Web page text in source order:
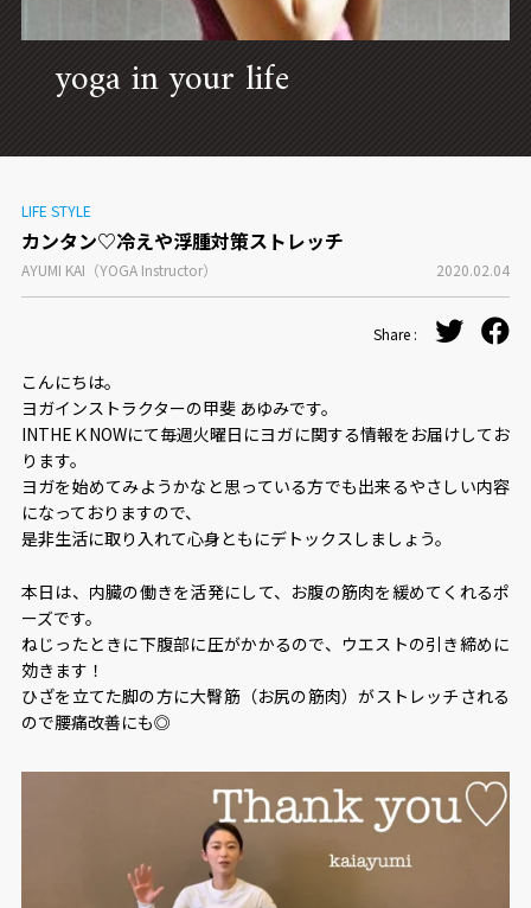
CONCEPT
yoga in your life
LIFE STYLE
カンタン♡冷えや浮腫対策ストレッチ
AYUMI KAI（YOGA Instructor） 2020.02.04
Share :
こんにちは。
ヨガインストラクターの甲斐 あゆみです。
INTHEＫNOWにて毎週火曜日にヨガに関する情報をお届けしてお
ります。
ヨガを始めてみようかなと思っている方でも出来るやさしい内容
になっておりますので、
是非生活に取り入れて心身ともにデトックスしましょう。
本日は、内臓の働きを活発にして、お腹の筋肉を緩めてくれるポ
ーズです。
ねじったときに下腹部に圧がかかるので、ウエストの引き締めに
効きます！
ひざを立てた脚の方に大臀筋（お尻の筋肉）がストレッチされる
ので腰痛改善にも◎